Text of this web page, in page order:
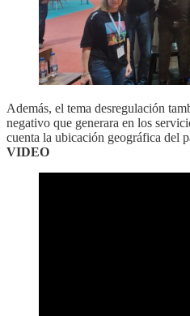
Además, el tema desregulación
negativo que generara en los
cuenta la ubicación geográfica del
VIDEO